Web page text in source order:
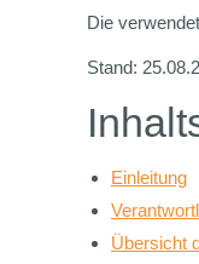
Die
Stand:
Einleitung
Übersicht